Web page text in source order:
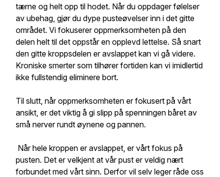
tærne og helt opp til hodet. Når du oppdager følelser
av ubehag, gjør du dype pusteøvelser inn i det gitte
området. Vi fokuserer oppmerksomheten på den
delen helt til det oppstår en opplevd lettelse. Så snart
den gitte kroppsdelen er avslappet kan vi gå videre.
Kroniske smerter som tilhører fortiden kan vi imidlertid
ikke fullstendig eliminere bort.
Til slutt, når oppmerksomheten er fokusert på vårt
ansikt, er det viktig å gi slipp på spenningen båret av
små nerver rundt øynene og pannen.
Når hele kroppen er avslappet, er vårt fokus på
pusten. Det er velkjent at vår pust er veldig nært
forbundet med vårt sinn. Derfor vil selv leger råde oss